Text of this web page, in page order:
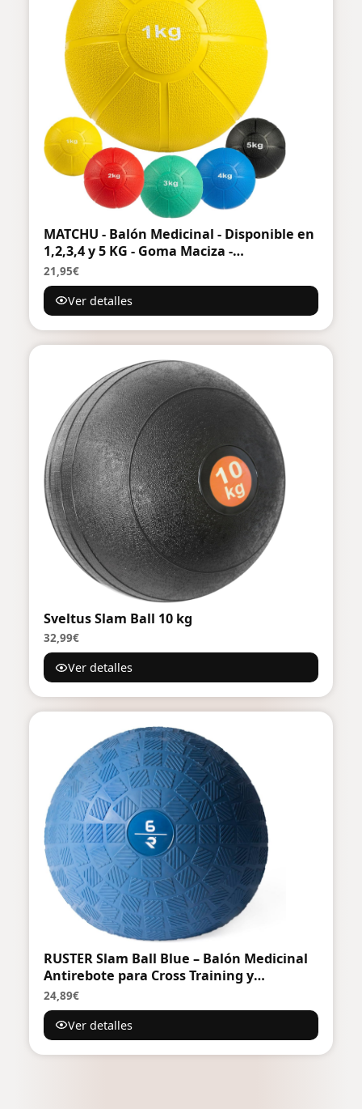
MATCHU - Balón Medicinal - Disponible en
1,2,3,4 y 5 KG - Goma Maciza -
Antideslizante - Resistente al Desgaste -
100% a Prueba de Sudor/Agua
21,95€
Ver detalles
Sveltus Slam Ball 10 kg
32,99€
Ver detalles
RUSTER Slam Ball Blue – Balón Medicinal
Antirebote para Cross Training y
Entrenamiento Funcional – Textura
Antideslizante – Ejercicio de Fuerza,
Resistencia y Potencia. Disponible de 3 a
25kg.
24,89€
Ver detalles